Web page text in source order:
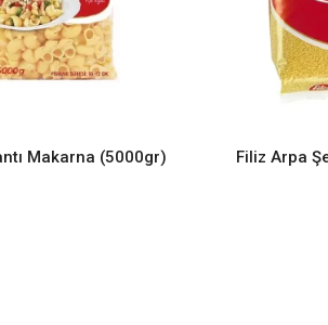
READ MORE
Makarna (5000gr) Filiz Arpa